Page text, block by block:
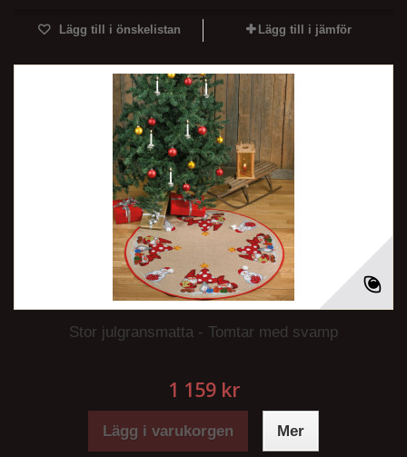
Lägg till i önskelistan Lägg till i jämför
Stor julgransmatta - Tomtar med svamp
1 159 kr
Lägg i varukorgen Mer